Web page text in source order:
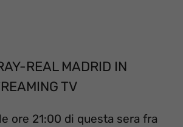
REAL MADRID IN
TV
ore 21:00 di questa sera fra